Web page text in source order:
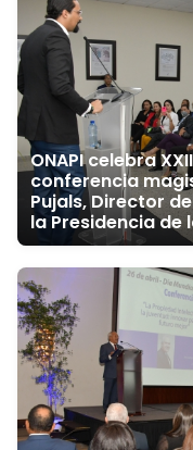
ONAPI celebra
conferencia
Pujals, Director
la Presidencia de